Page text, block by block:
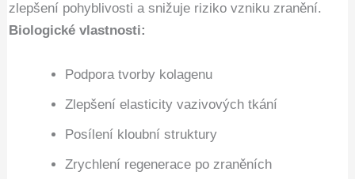
zlepšení pohyblivosti a snižuje riziko vzniku zranění.
Biologické vlastnosti:
Podpora tvorby kolagenu
Zlepšení elasticity vazivových tkání
Posílení kloubní struktury
Zrychlení regenerace po zraněních